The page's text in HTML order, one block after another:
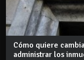
Cómo quiere
administrar los